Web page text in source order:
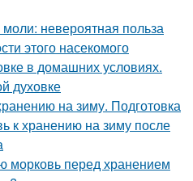
невероятная польза
этого насекомого
в домашних условиях.
духовке
на зиму. Подготовка
к хранению на зиму после
морковь перед хранением